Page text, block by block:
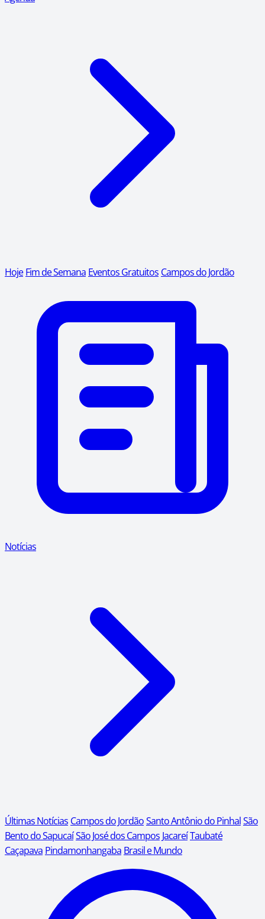
Hoje Fim de Semana Eventos Gratuitos Campos do Jordão
Notícias
Últimas Notícias Campos do JordãoSanto Antônio do PinhalSão
Bento do SapucaíSão José dos Campos JacareíTaubaté
Caçapava Pindamonhangaba Brasil e Mundo